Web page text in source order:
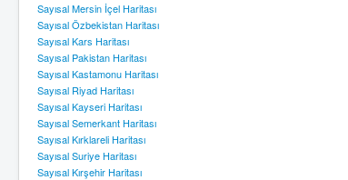
Sayısal Mersin İçel Haritası
Sayısal Özbekistan Haritası
Sayısal Kars Haritası
Sayısal Pakistan Haritası
Sayısal Kastamonu Haritası
Sayısal Riyad Haritası
Sayısal Kayseri Haritası
Sayısal Semerkant Haritası
Sayısal Kırklareli Haritası
Sayısal Suriye Haritası
Sayısal Kırşehir Haritası